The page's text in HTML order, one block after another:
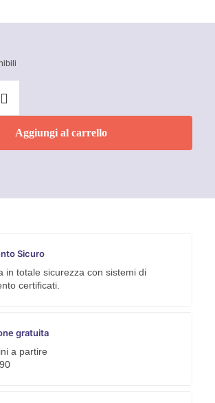
Aggiungi al carrello
Sicuro
in totale sicurezza con sistemi di
certificati.
gratuita
a partire